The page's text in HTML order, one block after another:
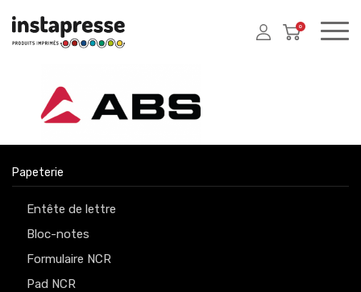
0
Papeterie
Entête de lettre
Bloc-notes
Formulaire NCR
Pad NCR